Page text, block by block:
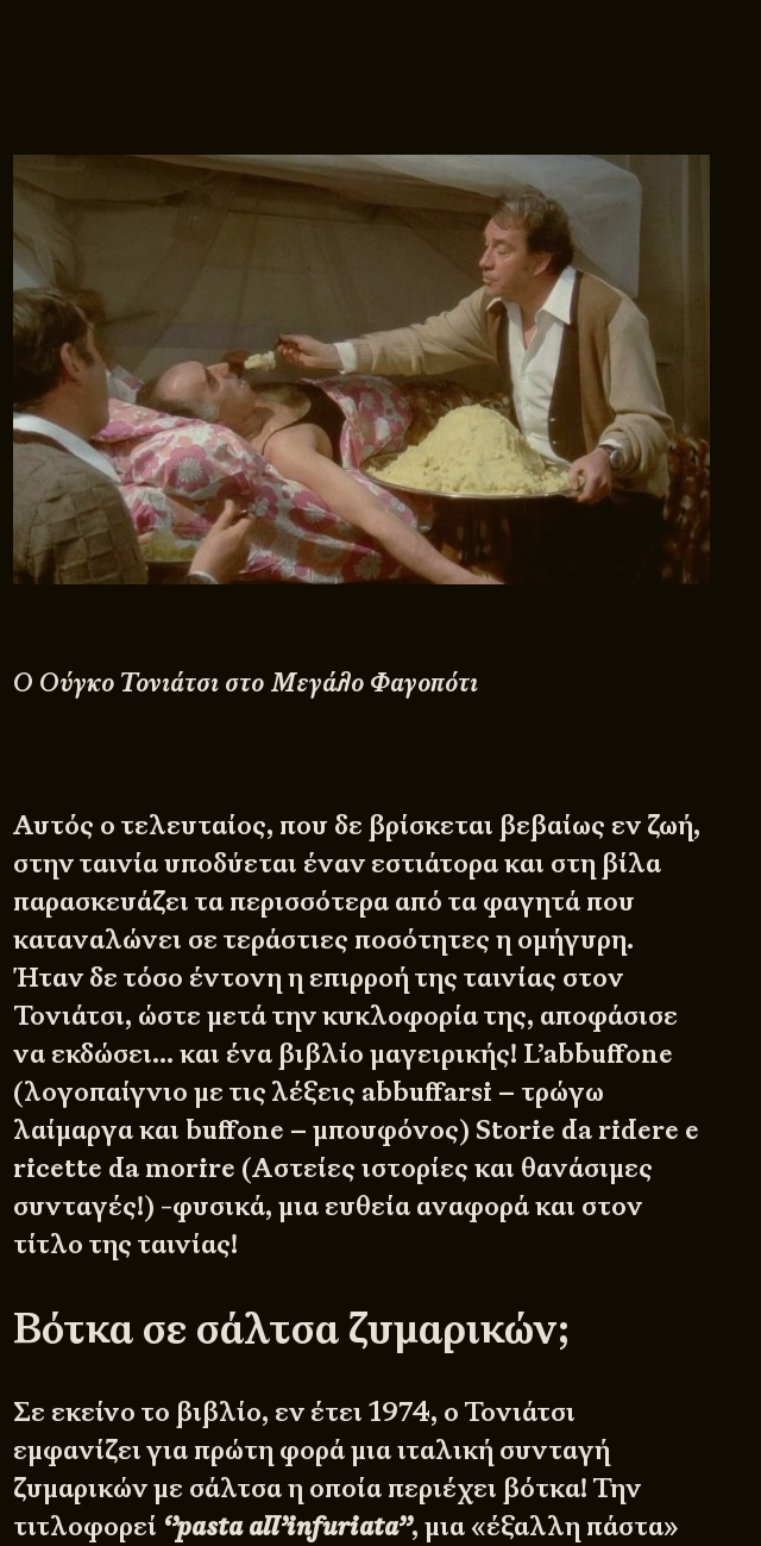
Ο Ούγκο Τονιάτσι στο Μεγάλο Φαγοπότι
Αυτός ο τελευταίος, που δε βρίσκεται βεβαίως εν ζωή,
στην ταινία υποδύεται έναν εστιάτορα και στη βίλα
παρασκευάζει τα περισσότερα από τα φαγητά που
καταναλώνει σε τεράστιες ποσότητες η ομήγυρη.
Ήταν δε τόσο έντονη η επιρροή της ταινίας στον
Τονιάτσι, ώστε μετά την κυκλοφορία της, αποφάσισε
να εκδώσει… και ένα βιβλίο μαγειρικής! L’abbuffone
(λογοπαίγνιο με τις λέξεις abbuffarsi – τρώγω
λαίμαργα και buffone – μπουφόνος) Storie da ridere e
ricette da morire (Αστείες ιστορίες και θανάσιμες
συνταγές!) -φυσικά, μια ευθεία αναφορά και στον
τίτλο της ταινίας!
Βότκα σε σάλτσα ζυμαρικών;
Σε εκείνο το βιβλίο, εν έτει 1974, ο Τονιάτσι
εμφανίζει για πρώτη φορά μια ιταλική συνταγή
ζυμαρικών με σάλτσα η οποία περιέχει βότκα! Την
τιτλοφορεί ‘’pasta all’infuriata’’, μια «έξαλλη πάστα»